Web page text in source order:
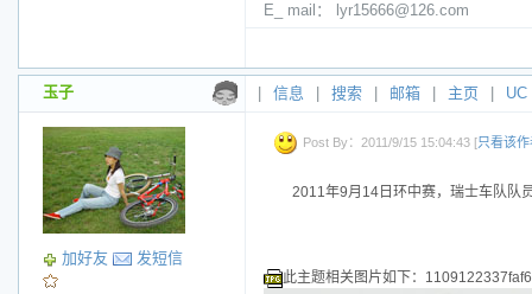
E_ mail： lyr15666@126.com
玉子 信息 搜索 邮箱 主页 UC
加好友 发短信
Post By：2011/9/15 15:04:43 [只看该作
2011年9月14日环中赛，瑞士车队队
此主题相关图片如下：